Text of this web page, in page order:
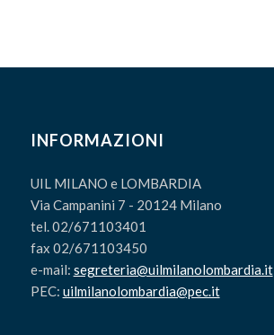
INFORMAZIONI
UIL MILANO e LOMBARDIA
Via Campanini 7 - 20124 Milano
tel. 02/671103401
fax 02/671103450
e-mail: segreteria@uilmilanolombardia.it
PEC: uilmilanolombardia@pec.it